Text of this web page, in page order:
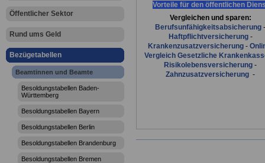
Öffentlicher Sektor
Rund ums Geld
Bezügetabellen
Beamtinnen und Beamte
Besoldungstabellen Baden-
Württemberg
Besoldungstabellen Bayern
Besoldungstabellen Berlin
Besoldungstabellen Brandenburg
Besoldungstabellen Bremen
Vorteile für den öffentlichen
Vergleichen und sparen:
Berufsunfähigkeitsabsicherung -
Haftpflichtversicherung-
Krankenzusatzversicherung-
Vergleich Gesetzliche
Risikolebensversicherung -
Zahnzusatzversicherung -